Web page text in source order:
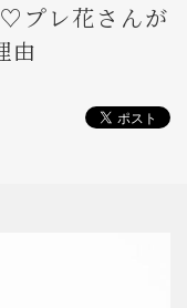
プレ花さんが
由